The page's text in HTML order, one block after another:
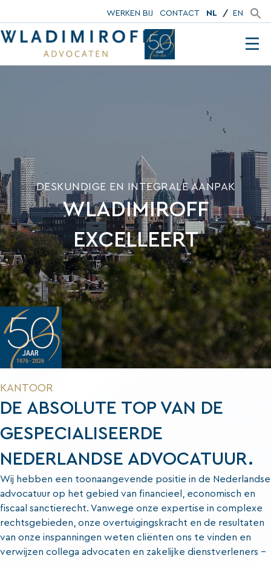
WERKEN BIJ CONTACT NL EN
DESKUNDIGE EN INTEGRALE AANPAK
WLADIMIROFF
EXCELLEERT
KANTOOR
DE ABSOLUTE TOP VAN DE
GESPECIALISEERDE
NEDERLANDSE ADVOCATUUR.
Wij hebben een toonaangevende positie in de Nederlandse
advocatuur op het gebied van financieel, economisch en
fiscaal sanctierecht. Vanwege onze expertise in complexe
rechtsgebieden, onze overtuigingskracht en de resultaten
van onze inspanningen weten cliënten ons te vinden en
verwijzen collega advocaten en zakelijke dienstverleners –